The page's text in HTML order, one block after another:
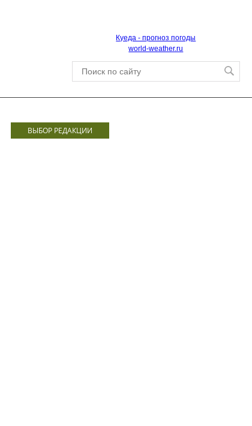
Куеда - прогноз погоды
world-weather.ru
ВЫБОР РЕДАКЦИИ